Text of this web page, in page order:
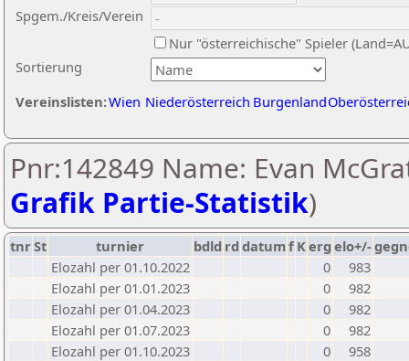
Sortierung
Spgem./Kreis/Verein
Nur "österreichische" Spieler
Vereinslisten:Wien Niederösterreich Burgenland
Pnr:142849 Name: Evan
Grafik Partie-Statistik)
tnrSt turnier bdld rd datumf Kerg elo+/-
Elozahl per 01.10.2022
0
983
Elozahl per 01.01.2023
0
982
Elozahl per 01.04.2023
0
982
Elozahl per 01.07.2023
0
982
Elozahl per 01.10.2023
0
958